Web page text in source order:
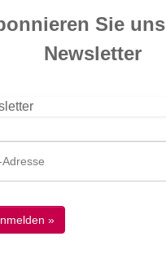
Sie
News­letter